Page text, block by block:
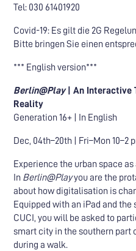
Tel: 030 61401920
Covid-19: Es gilt die 2G
Bitte bringen Sie einen
*** English version***
Berlin@Play| An Interactive
Reality
Generation 16+ | In English
Dec, 04th–20th | Fri–Mon 10–2
Experience the urban space
In Berlin@Playyou are the
about how digitalisation is
Equipped with an iPad and
CUCI, you will be asked to
smart city in the southern part
during a walk.